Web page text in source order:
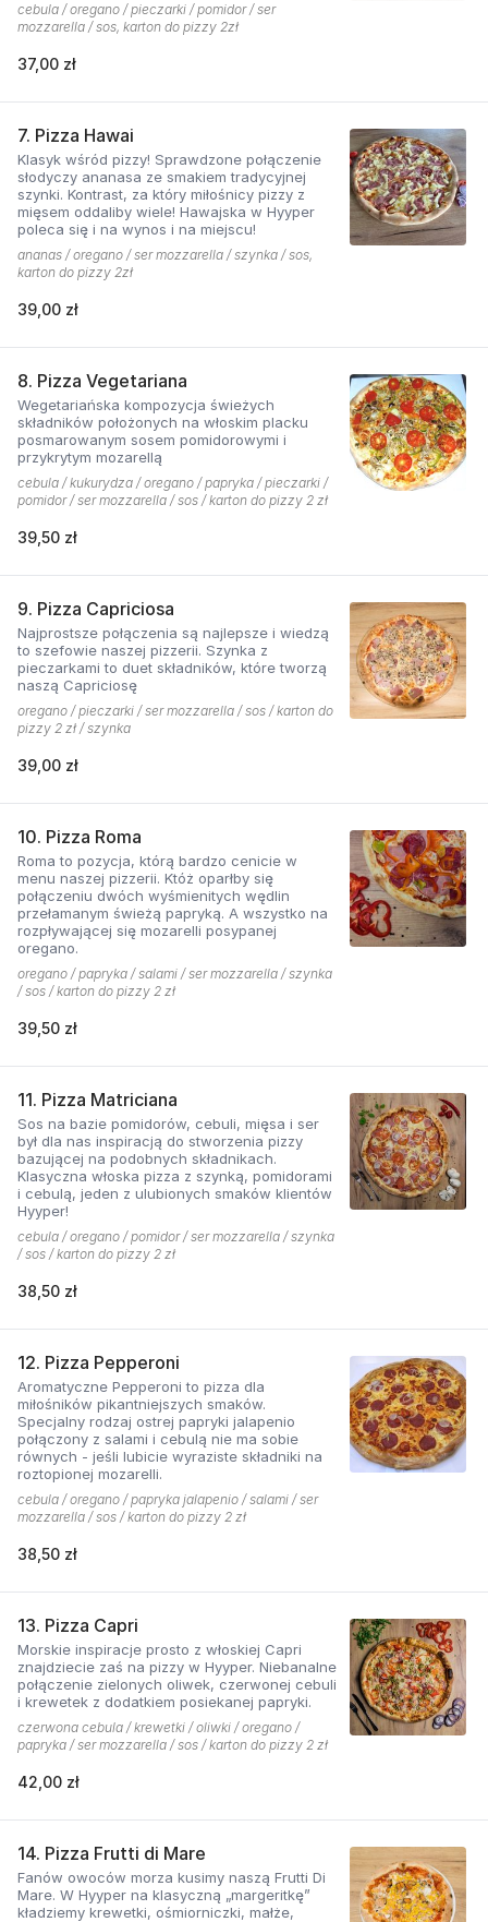
cebula / oregano / pieczarki / pomidor / ser
mozzarella / sos, karton do pizzy 2zł
37,00 zł
7. Pizza Hawai
Klasyk wśród pizzy! Sprawdzone połączenie
słodyczy ananasa ze smakiem tradycyjnej
szynki. Kontrast, za który miłośnicy pizzy z
mięsem oddaliby wiele! Hawajska w Hyyper
poleca się i na wynos i na miejscu!
ananas / oregano / ser mozzarella / szynka / sos,
karton do pizzy 2zł
39,00 zł
8. Pizza Vegetariana
Wegetariańska kompozycja świeżych
składników położonych na włoskim placku
posmarowanym sosem pomidorowymi i
przykrytym mozarellą
cebula / kukurydza / oregano / papryka / pieczarki /
pomidor / ser mozzarella / sos / karton do pizzy 2 zł
39,50 zł
9. Pizza Capriciosa
Najprostsze połączenia są najlepsze i wiedzą
to szefowie naszej pizzerii. Szynka z
pieczarkami to duet składników, które tworzą
naszą Capriciosę
oregano / pieczarki / ser mozzarella / sos / karton do
pizzy 2 zł / szynka
39,00 zł
10. Pizza Roma
Roma to pozycja, którą bardzo cenicie w
menu naszej pizzerii. Któż oparłby się
połączeniu dwóch wyśmienitych wędlin
przełamanym świeżą papryką. A wszystko na
rozpływającej się mozarelli posypanej
oregano.
oregano / papryka / salami / ser mozzarella / szynka
/ sos / karton do pizzy 2 zł
39,50 zł
11. Pizza Matriciana
Sos na bazie pomidorów, cebuli, mięsa i ser
był dla nas inspiracją do stworzenia pizzy
bazującej na podobnych składnikach.
Klasyczna włoska pizza z szynką, pomidorami
i cebulą, jeden z ulubionych smaków klientów
Hyyper!
cebula / oregano / pomidor / ser mozzarella / szynka
/ sos / karton do pizzy 2 zł
38,50 zł
12. Pizza Pepperoni
Aromatyczne Pepperoni to pizza dla
miłośników pikantniejszych smaków.
Specjalny rodzaj ostrej papryki jalapenio
połączony z salami i cebulą nie ma sobie
równych - jeśli lubicie wyraziste składniki na
roztopionej mozarelli.
cebula / oregano / papryka jalapenio / salami / ser
mozzarella / sos / karton do pizzy 2 zł
38,50 zł
13. Pizza Capri
Morskie inspiracje prosto z włoskiej Capri
znajdziecie zaś na pizzy w Hyyper. Niebanalne
połączenie zielonych oliwek, czerwonej cebuli
i krewetek z dodatkiem posiekanej papryki.
czerwona cebula / krewetki / oliwki / oregano /
papryka / ser mozzarella / sos / karton do pizzy 2 zł
42,00 zł
14. Pizza Frutti di Mare
Fanów owoców morza kusimy naszą Frutti Di
Mare. W Hyyper na klasyczną „margeritkę”
kładziemy krewetki, ośmiorniczki, małże,